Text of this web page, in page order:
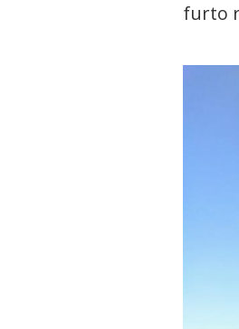
furto